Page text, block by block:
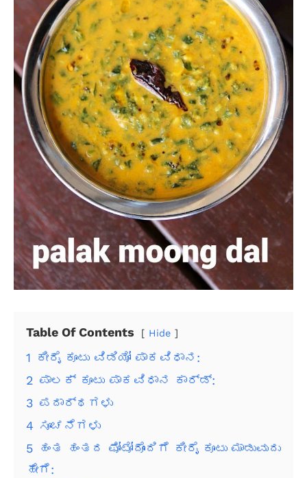
Table Of Contents Hide
1 ಕೀರೈ ಕೂಟು ವಿಡಿಯೋ ಪಾಕವಿಧಾನ:
2 ಪಾಲಕ್ ಕೂಟು ಪಾಕವಿಧಾನ ಕಾರ್ಡ್:
3 ಪದಾರ್ಥಗಳು
4 ಸೂಚನೆಗಳು
5 ಹಂತ ಹಂತದ ಫೋಟೋದೊಂದಿಗೆ ಕೀರೈ ಕೂಟು ಮಾಡುವುದು
ಹೇಗೆ: